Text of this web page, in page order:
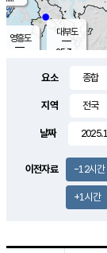
영흥도
대부도
25.3
요소
지역
날짜
이전자료 -12시간
+1시간